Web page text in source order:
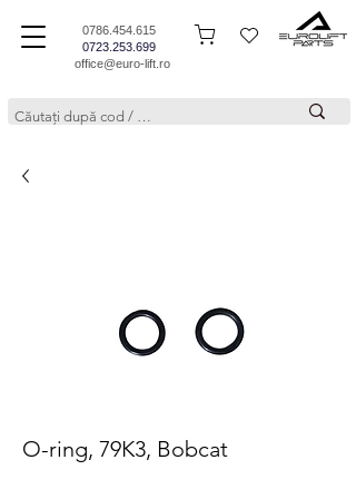
0786.454.615
0723.253.699
office@euro-lift.ro
O-ring, 79K3, Bobcat